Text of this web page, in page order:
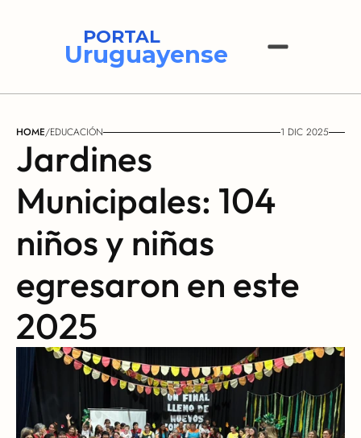
PORTAL
Uruguayense
HOME/EDUCACIÓN 1 DIC 2025
Jardines
Municipales: 104
niños y niñas
egresaron en este
2025